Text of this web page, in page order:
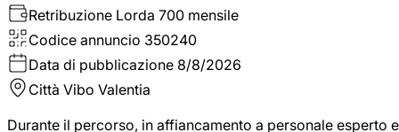
Retribuzione Lorda 700 mensile
Codice annuncio 350240
Data di pubblicazione 8/8/2026
Città Vibo Valentia
Durante il percorso, in affiancamento a personale esperto e